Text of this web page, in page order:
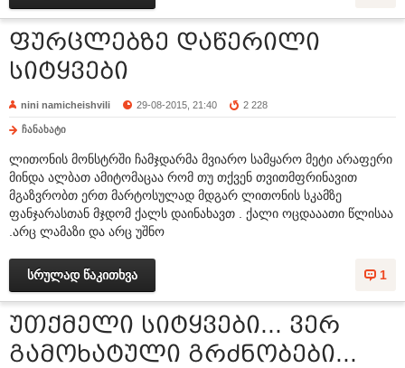
ფურცლებზე დაწერილი
სიტყვები
nini namicheishvili 29-08-2015, 21:40 2 228
ჩანახატი
ლითონის მონსტრში ჩამჯდარმა მვიარო სამყარო მეტი არაფერი
მინდა ალბათ ამიტომაცაა რომ თუ თქვენ თვითმფრინავით
მგაზვრობთ ერთ მარტოსულად მდგარ ლითონის სკამზე
ფანჯარასთან მჯდომ ქალს დაინახავთ . ქალი ოცდააათი წლისაა
.არც ლამაზი და არც უშნო
1
სრულად წაკითხვა
უთქმელი სიტყვები... ვერ
გამოხატული გრძნობები...